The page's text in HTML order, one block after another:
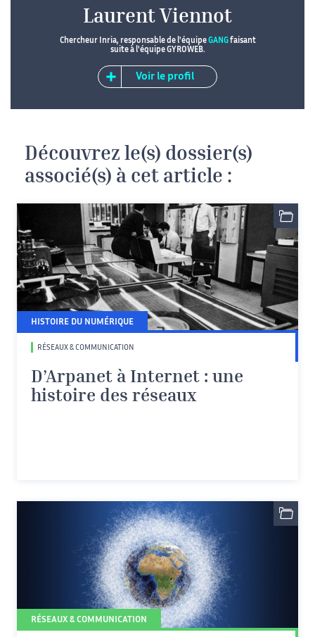
Laurent Viennot
Chercheur Inria, responsable de l'équipe GANGfaisant
suite à l'équipe GYROWEB.
Voir le profil
Découvrez le(s) dossier(s)
associé(s) à cet article :
HISTOIRE DU NUMÉRIQUE
RÉSEAUX & COMMUNICATION
D’Arpanet à Internet : une
histoire des réseaux
RÉSEAUX & COMMUNICATION